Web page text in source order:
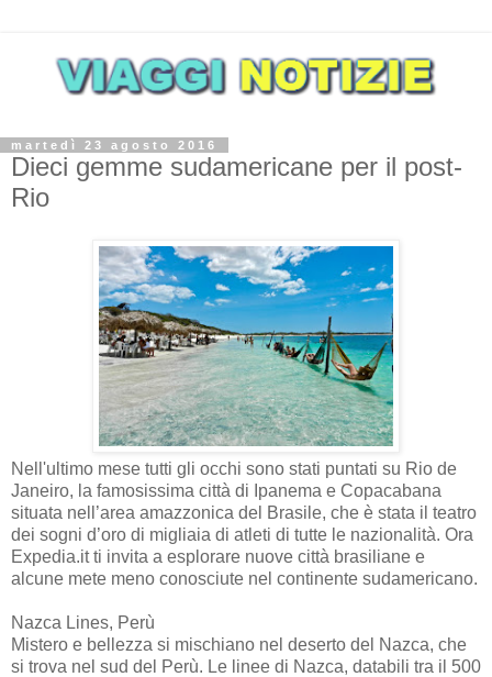
martedì 23 agosto 2016
Dieci gemme sudamericane per il post-
Rio
Nell'ultimo mese tutti gli occhi sono stati puntati su Rio de
Janeiro, la famosissima città di Ipanema e Copacabana
situata nell’area amazzonica del Brasile, che è stata il teatro
dei sogni d’oro di migliaia di atleti di tutte le nazionalità. Ora
Expedia.it ti invita a esplorare nuove città brasiliane e
alcune mete meno conosciute nel continente sudamericano.
Nazca Lines, Perù
Mistero e bellezza si mischiano nel deserto del Nazca, che
si trova nel sud del Perù. Le linee di Nazca, databili tra il 500